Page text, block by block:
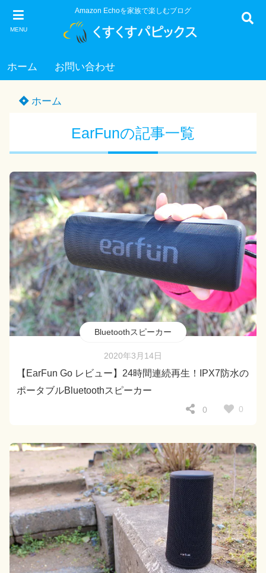
MENU
Amazon Echoを家族で楽しむブログ
ホーム お問い合わせ
ホーム
EarFunの記事一覧
Bluetoothスピーカー
2020年3月14日
【EarFun Go レビュー】24時間連続再生！IPX7防水の
ポータブルBluetoothスピーカー
0 0